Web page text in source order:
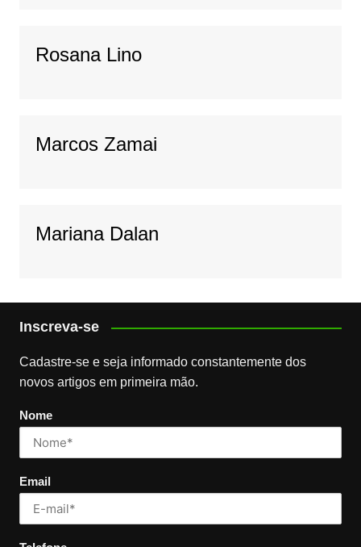
Rosana Lino
Marcos Zamai
Mariana Dalan
Inscreva-se
Cadastre-se e seja informado constantemente dos
novos artigos em primeira mão.
Nome
Email